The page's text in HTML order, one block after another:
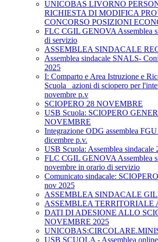
UNICOBAS LIVORNO
RICHIESTA DI MODIFICA
CONCORSO POSIZIONI
FLC CGIL GENOVA Assemblea
di servizio
ASSEMBLEA SINDACALE
Assemblea sindacale SNALS-
2025
I: Comparto e Area Istruzione e
Scuola_ azioni di sciopero per
novembre p.v
SCIOPERO 28 NOVEMBRE
USB Scuola: SCIOPERO
NOVEMBRE
Integrazione ODG assemblea
dicembre p.v.
USB Scuola: Assemblea sindacale
FLC CGIL GENOVA Assemblea
novembre in orario di servizio
Comunicato sindacale:
nov 2025
ASSEMBLEA SINDACALE
ASSEMBLEA TERRITORIALE
DATI DI ADESIONE ALLO
NOVEMBRE 2025
USB SCUOLA - Assemblea